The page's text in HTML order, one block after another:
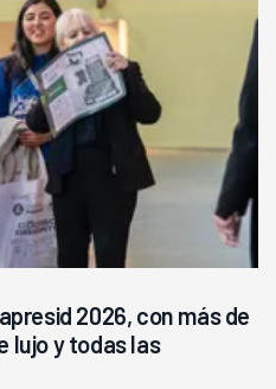
2026, con más de
lujo y todas las